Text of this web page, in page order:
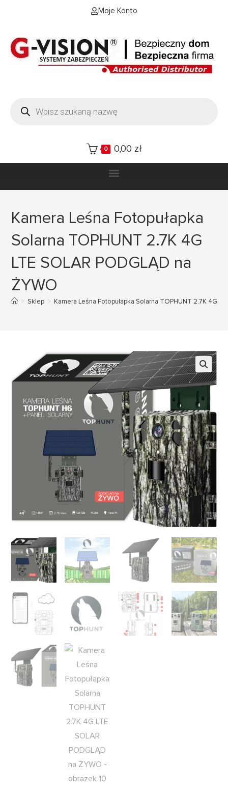
Moje Konto
0 0,00 zł
Kamera Leśna Fotopułapka
Solarna TOPHUNT 2.7K 4G
LTE SOLAR PODGLĄD na
ŻYWO
> Sklep > Kamera Leśna Fotopułapka Solarna TOPHUNT 2.7K 4G
🔍